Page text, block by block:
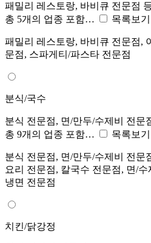
패밀리 레스토랑, 바비큐 전문점
총 5개의 업종 포함…
목록보기
패밀리 레스토랑, 바비큐 전문점,
문점, 스파게티/파스타 전문점
분식/국수
분식 전문점, 면/만두/수제비 전문
총 9개의 업종 포함…
목록보기
분식 전문점, 면/만두/수제비 전문
요리 전문점, 칼국수 전문점, 면/
냉면 전문점
치킨/닭강정